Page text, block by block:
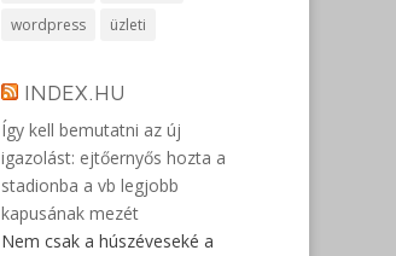
wordpress
üzleti
INDEX.HU
Így kell bemutatni az új
igazolást: ejtőernyős hozta a
stadionba a vb legjobb
kapusának mezét
Nem csak a húszéveseké a